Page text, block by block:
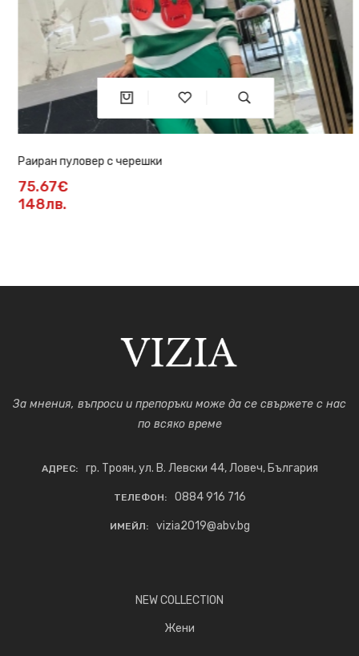
Раиран пуловер с черешки
75.67€
148лв.
За мнения, въпроси и препоръки може да се свържете с нас
по всяко време
АДРЕС: гр. Троян, ул. В. Левски 44, Ловеч, България
ТЕЛЕФОН: 0884 916 716
ИМЕЙЛ: vizia2019@abv.bg
NEW COLLECTION
Жени